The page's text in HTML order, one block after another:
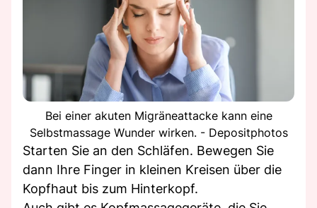
Bei einer akuten Migräneattacke kann eine
Selbstmassage Wunder wirken. - Depositphotos
Starten Sie an den Schläfen. Bewegen Sie
dann Ihre Finger in kleinen Kreisen über die
Kopfhaut bis zum Hinterkopf.